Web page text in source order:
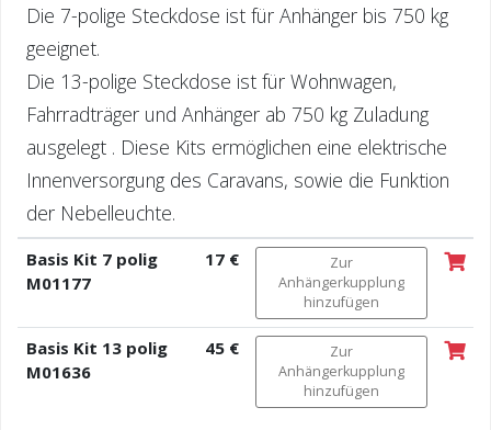
Die 7-polige Steckdose ist für Anhänger bis 750 kg
geeignet.
Die 13-polige Steckdose ist für Wohnwagen,
Fahrradträger und Anhänger ab 750 kg Zuladung
ausgelegt . Diese Kits ermöglichen eine elektrische
Innenversorgung des Caravans, sowie die Funktion
der Nebelleuchte.
Basis Kit 7 polig
M01177
17 €
Zur
Anhängerkupplung
hinzufügen
Basis Kit 13 polig
M01636
45 €
Zur
Anhängerkupplung
hinzufügen